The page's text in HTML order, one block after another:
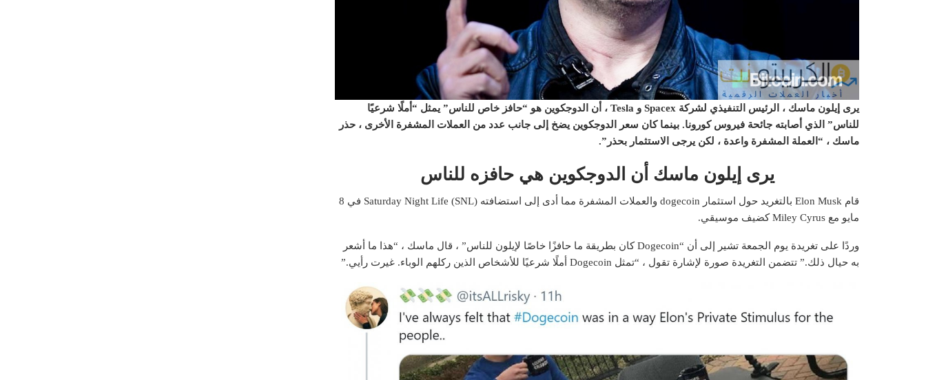
يرى إيلون ماسك ، الرئيس التنفيذي لشركة Spacex و Tesla ، أن الدوجكوين هو “حافز خاص للناس” يمثل “أملًا شرعيًا
للناس” الذي أصابته جائحة فيروس كورونا. بينما كان سعر الدوجكوين يضخ إلى جانب عدد من العملات المشفرة الأخرى ، حذر
ماسك ، “العملة المشفرة واعدة ، لكن يرجى الاستثمار بحذر”.
يرى إيلون ماسك أن الدوجكوين هي حافزه للناس
قام Elon Musk بالتغريد حول استثمار dogecoin والعملات المشفرة مما أدى إلى استضافته Saturday Night Life (SNL) في 8
مايو مع Miley Cyrus كضيف موسيقي.
وردًا على تغريدة يوم الجمعة تشير إلى أن “Dogecoin كان بطريقة ما حافزًا خاصًا لإيلون للناس” ، قال ماسك ، “هذا ما أشعر
به حيال ذلك.” تتضمن التغريدة صورة لإشارة تقول ، “تمثل Dogecoin أملًا شرعيًا للأشخاص الذين ركلهم الوباء. غيرت رأيي.”